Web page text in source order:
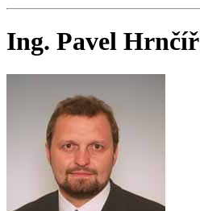
Ing. Pavel Hrnčíř